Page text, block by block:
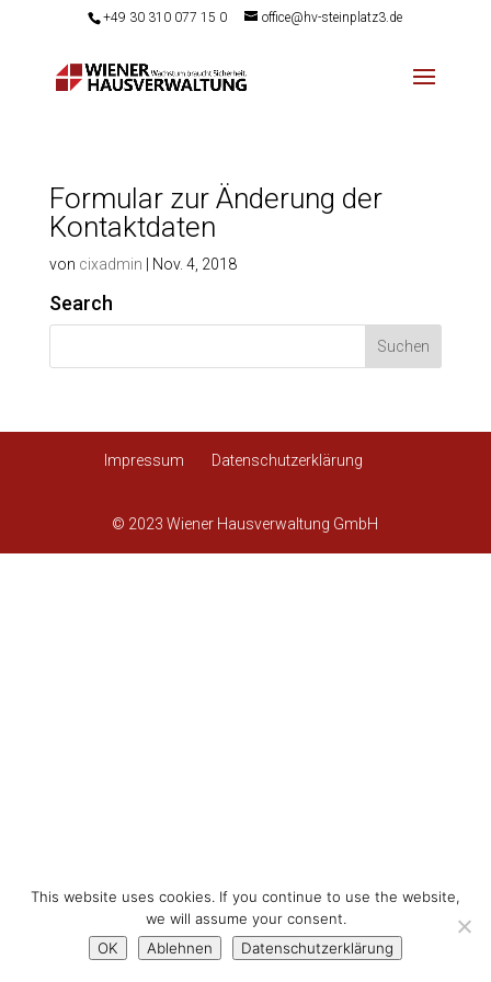
+49 30 310 077 15 0 office@hv-steinplatz3.de
Formular zur Änderung der
Kontaktdaten
von cixadmin Nov. 4, 2018
Search
Impressum Datenschutzerklärung
© 2023 Wiener Hausverwaltung GmbH
This website uses cookies. If you continue to use the website,
we will assume your consent.
OK
Ablehnen Datenschutzerklärung